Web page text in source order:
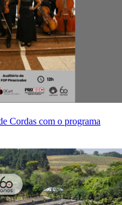
Cordas com o programa